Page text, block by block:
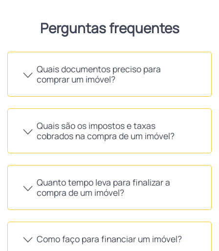
Perguntas frequentes
Quais documentos preciso para
comprar um imóvel?
Quais são os impostos e taxas
cobrados na compra de um imóvel?
Quanto tempo leva para finalizar a
compra de um imóvel?
Como faço para financiar um imóvel?